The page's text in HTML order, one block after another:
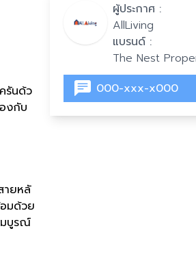
รันด้ว
งกับ
ายหลั
มด้วย
มบูรณ์
ผู้ประกาศ :
AllLiving
แบรนด์ :
The Nest
000-xxx-x000